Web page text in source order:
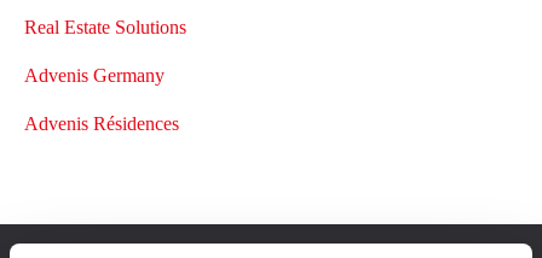
Real Estate Solutions
Advenis Germany
Advenis Résidences